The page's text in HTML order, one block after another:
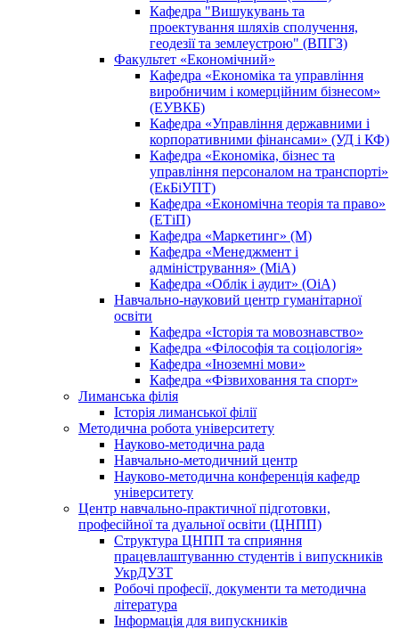
Кафедра "Вишукувань та
проектування шляхів сполучення,
геодезії та землеустрою" (ВПГЗ)
Факультет «Економічний»
Кафедра «Економіка та управління
виробничим і комерційним бізнесом»
(ЕУВКБ)
Кафедра «Управління державними і
корпоративними фінансами» (УД і КФ)
Кафедра «Економіка, бізнес та
управління персоналом на транспорті»
(ЕкБіУПТ)
Кафедра «Економічна теорія та право»
(ЕТіП)
Кафедра «Маркетинг» (М)
Кафедра «Менеджмент і
адміністрування» (МіА)
Кафедра «Облік і аудит» (ОіА)
Навчально-науковий центр гуманітарної
освіти
Кафедра «Історія та мовознавство»
Кафедра «Філософія та соціологія»
Кафедра «Іноземні мови»
Кафедра «Фізвиховання та спорт»
Лиманська філія
Історія лиманської філії
Методична робота університету
Науково-методична рада
Навчально-методичний центр
Науково-методична конференція кафедр
університету
Центр навчально-практичної підготовки,
професійної та дуальної освіти (ЦНПП)
Структура ЦНПП та сприяння
працевлаштуванню студентів і випускників
УкрДУЗТ
Робочі професії, документи та методична
література
Інформація для випускників